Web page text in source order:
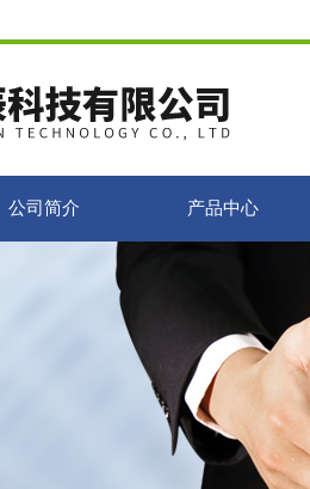
公司简介 产品中心